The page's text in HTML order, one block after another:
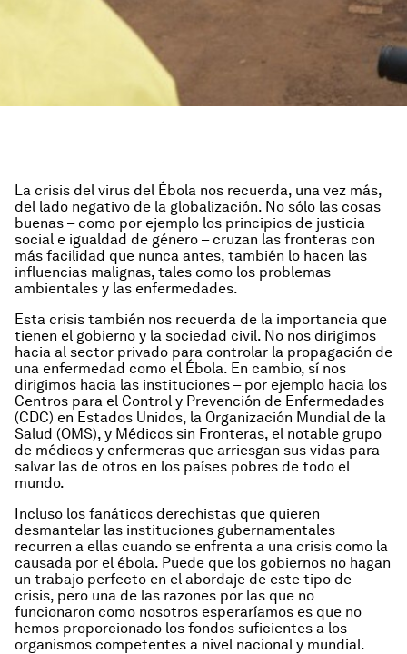
La crisis del virus del Ébola nos recuerda, una vez más,
del lado negativo de la globalización. No sólo las cosas
buenas – como por ejemplo los principios de justicia
social e igualdad de género – cruzan las fronteras con
más facilidad que nunca antes, también lo hacen las
influencias malignas, tales como los problemas
ambientales y las enfermedades.
Esta crisis también nos recuerda de la importancia que
tienen el gobierno y la sociedad civil. No nos dirigimos
hacia al sector privado para controlar la propagación de
una enfermedad como el Ébola. En cambio, sí nos
dirigimos hacia las instituciones – por ejemplo hacia los
Centros para el Control y Prevención de Enfermedades
(CDC) en Estados Unidos, la Organización Mundial de la
Salud (OMS), y Médicos sin Fronteras, el notable grupo
de médicos y enfermeras que arriesgan sus vidas para
salvar las de otros en los países pobres de todo el
mundo.
Incluso los fanáticos derechistas que quieren
desmantelar las instituciones gubernamentales
recurren a ellas cuando se enfrenta a una crisis como la
causada por el ébola. Puede que los gobiernos no hagan
un trabajo perfecto en el abordaje de este tipo de
crisis, pero una de las razones por las que no
funcionaron como nosotros esperaríamos es que no
hemos proporcionado los fondos suficientes a los
organismos competentes a nivel nacional y mundial.